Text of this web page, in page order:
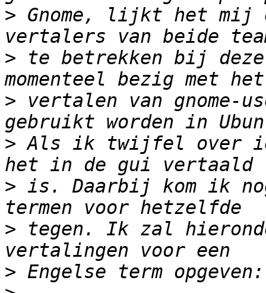
> Gnome, lijkt het mij
> te betrekken bij
> vertalen van gnome-
> Als ik twijfel over
> is. Daarbij kom ik
> tegen. Ik zal
>